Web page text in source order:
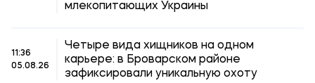
млекопитающих Украины
11:36
05.08.26
Четыре вида хищников на одном
карьере: в Броварском районе
зафиксировали уникальную охоту